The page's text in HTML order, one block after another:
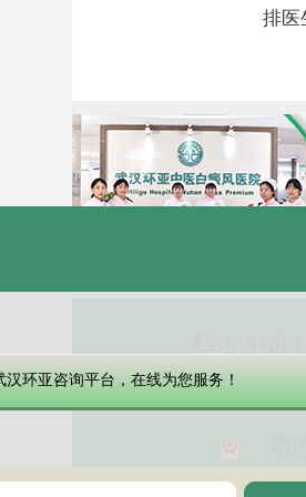
排医
本网站信息仅
环亚咨询平台，在线为您服务！